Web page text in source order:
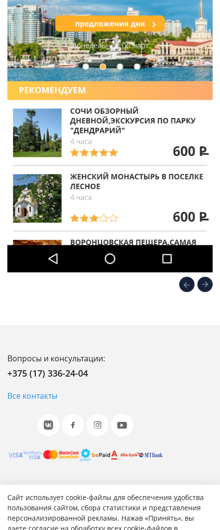
Сайт использует cookie-файлы для обеспечения удобства
пользования сайтом, сбора статистики и представления
персонализированной рекламы. Нажав «Принять», вы
Вопросы и консультации:
+375 (17) 336-24-04
Все контакты
© 2001-2026 «Битрикс», «1С-Битрикс». Работает на 1С-
Битрикс: Управление сайтом.
Согласие на обработку персональных данных